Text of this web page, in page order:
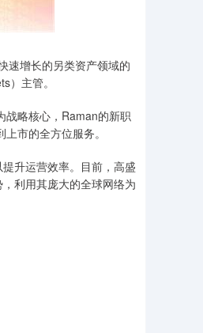
增长的另类资产领域的
）主管。
略核心，Raman的新职
市的全方位服务。
升运营效率。目前，高盛
利用其庞大的全球网络为